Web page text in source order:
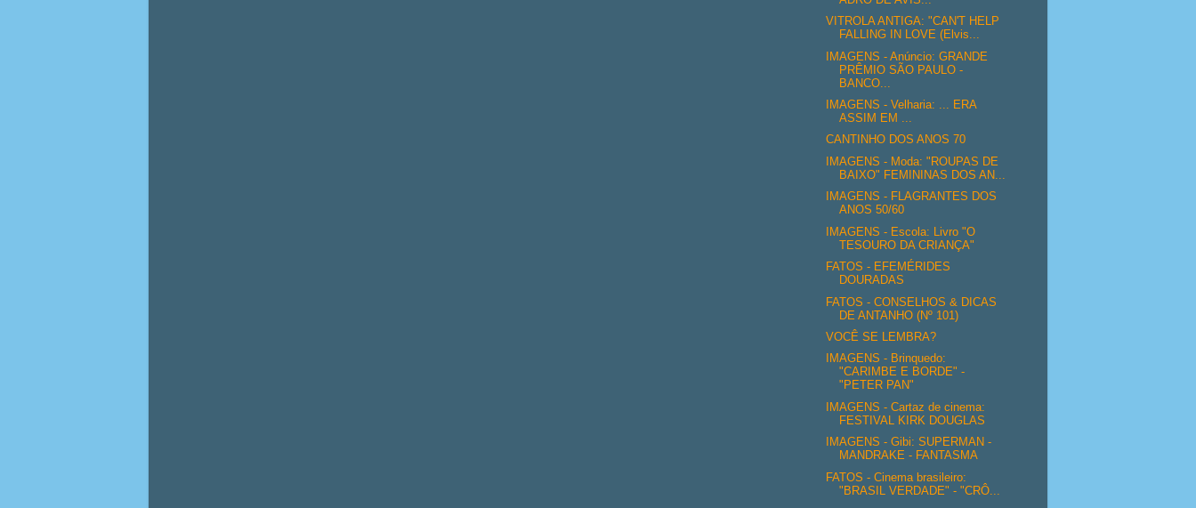
VITROLA ANTIGA: "CAN'T HELP
FALLING IN LOVE (Elvis...
IMAGENS - Anúncio: GRANDE
PRÊMIO SÃO PAULO -
BANCO...
IMAGENS - Velharia: ... ERA
ASSIM EM ...
CANTINHO DOS ANOS 70
IMAGENS - Moda: "ROUPAS DE
BAIXO" FEMININAS DOS AN...
IMAGENS - FLAGRANTES DOS
ANOS 50/60
IMAGENS - Escola: Livro "O
TESOURO DA CRIANÇA"
FATOS - EFEMÉRIDES
DOURADAS
FATOS - CONSELHOS & DICAS
DE ANTANHO (Nº 101)
VOCÊ SE LEMBRA?
IMAGENS - Brinquedo:
"CARIMBE E BORDE" -
"PETER PAN"
IMAGENS - Cartaz de cinema:
FESTIVAL KIRK DOUGLAS
IMAGENS - Gibi: SUPERMAN -
MANDRAKE - FANTASMA
FATOS - Cinema brasileiro:
"BRASIL VERDADE" - "CRÔ...